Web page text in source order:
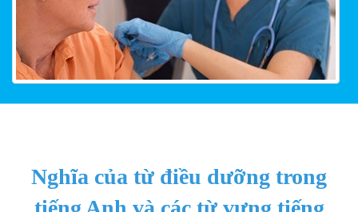
Nghĩa của từ điều dưỡng trong